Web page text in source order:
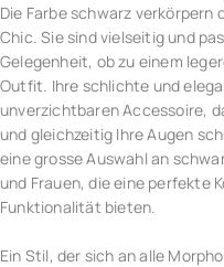
Die Farbe schwarz verkörpern
Chic. Sie sind vielseitig und
Gelegenheit, ob zu einem
Outfit. Ihre schlichte und
unverzichtbaren Accessoire,
und gleichzeitig Ihre Augen
eine grosse Auswahl an
und Frauen, die eine perfekte
Funktionalität bieten.
Ein Stil, der sich an alle